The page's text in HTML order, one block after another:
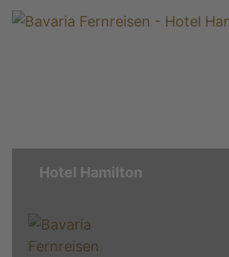
Hotel Hamilton